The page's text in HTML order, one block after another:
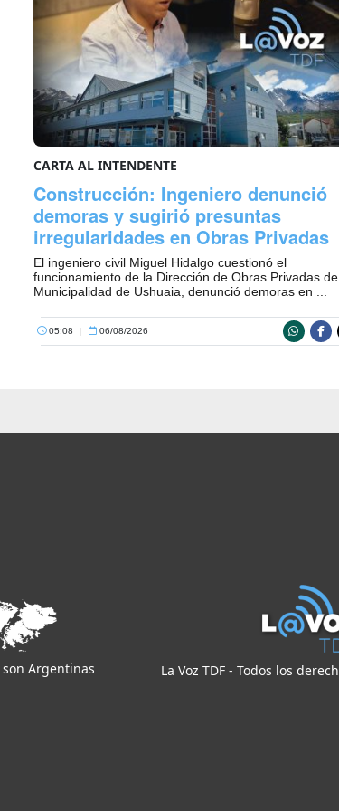
CARTA AL INTENDENTE
Construcción: Ingeniero denunció
demoras y sugirió presuntas
irregularidades en Obras Privadas
El ingeniero civil Miguel Hidalgo cuestionó el
funcionamiento de la Dirección de Obras Privadas
Municipalidad de Ushuaia, denunció demoras en ...
05:08 | 06/08/2026
Argentinas La Voz TDF - Todos los